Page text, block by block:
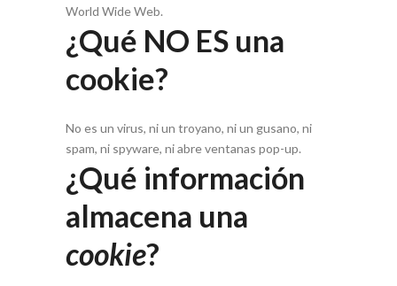
World Wide Web.
¿Qué NO ES una
cookie?
No es un virus, ni un troyano, ni un gusano, ni
spam, ni spyware, ni abre ventanas pop-up.
¿Qué información
almacena una
cookie?